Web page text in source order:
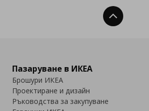
Нагоре
Пазаруване в ИКЕА
Брошури ИКЕА
Проектиране и дизайн
Ръководства за закупуване